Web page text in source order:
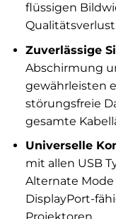
flüssigen
Zuverlässige
Abschirmung
gewährleisten
störungsfreie
gesamte
Universelle
mit allen USB
Alternate
DisplayPort-